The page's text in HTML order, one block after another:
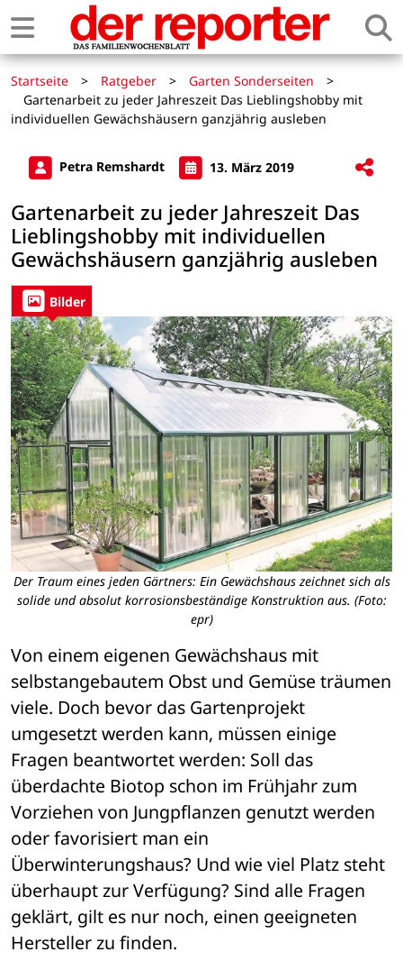
Startseite > Ratgeber > Garten Sonderseiten
>
Gartenarbeit zu jeder Jahreszeit Das Lieblingshobby mit
individuellen Gewächshäusern ganzjährig ausleben
Petra Remshardt 13. März 2019
Gartenarbeit zu jeder Jahreszeit Das
Lieblingshobby mit individuellen
Gewächshäusern ganzjährig ausleben
Bilder
Der Traum eines jeden Gärtners: Ein Gewächshaus zeichnet sich als
solide und absolut korrosionsbeständige Konstruktion aus. (Foto:
epr)
Von einem eigenen Gewächshaus mit
selbstangebautem Obst und Gemüse träumen
viele. Doch bevor das Gartenprojekt
umgesetzt werden kann, müssen einige
Fragen beantwortet werden: Soll das
überdachte Biotop schon im Frühjahr zum
Vorziehen von Jungpflanzen genutzt werden
oder favorisiert man ein
Überwinterungshaus? Und wie viel Platz steht
überhaupt zur Verfügung? Sind alle Fragen
geklärt, gilt es nur noch, einen geeigneten
Hersteller zu finden.